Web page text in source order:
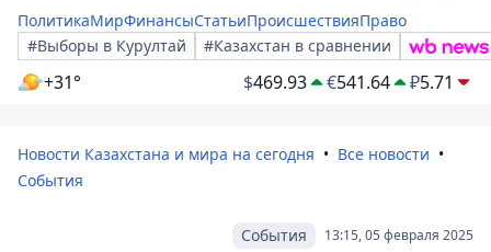
ПолитикаМирФинансыСтатьиПроисшествияПраво
#Выборы в Курултай
#Казахстан в сравнении
+31° $469.93 €541.64 ₽5.71
Новости Казахстана и мира на сегодня
Все новости
События
13:15, 05 февраля 2025
События